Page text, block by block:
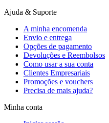
Ajuda & Suporte
A minha encomenda
Envio e entrega
Opções de pagamento
Devoluções e Reembolsos
Como usar a sua conta
Clientes Empresariais
Promoções e vouchers
Precisa de mais ajuda?
Minha conta